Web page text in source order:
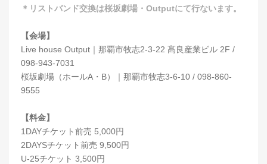
＊リストバンド交換は桜坂劇場・Outputにて行ないます。
【会場】
Live house Output｜那覇市牧志2-3-22 髙良産業ビル 2F /
098-943-7031
桜坂劇場（ホールA・B）｜那覇市牧志3-6-10 / 098-860-
9555
【料金】
1DAYチケット前売 5,000円
2DAYSチケット前売 9,500円
U-25チケット 3,500円